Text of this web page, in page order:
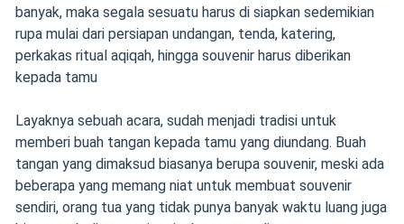
banyak, maka segala sesuatu harus di siapkan sedemikian
rupa mulai dari persiapan undangan, tenda, katering,
perkakas ritual aqiqah, hingga souvenir harus diberikan
kepada tamu
Layaknya sebuah acara, sudah menjadi tradisi untuk
memberi buah tangan kepada tamu yang diundang. Buah
tangan yang dimaksud biasanya berupa souvenir, meski ada
beberapa yang memang niat untuk membuat souvenir
sendiri, orang tua yang tidak punya banyak waktu luang juga